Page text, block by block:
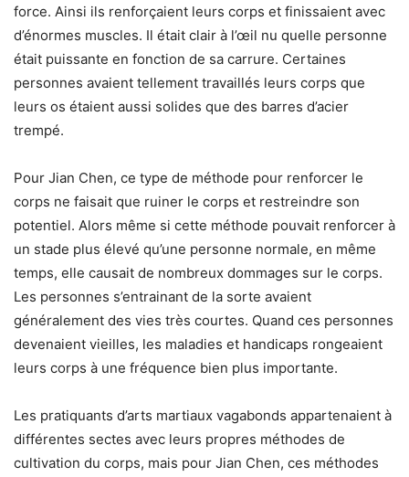
force. Ainsi ils renforçaient leurs corps et finissaient avec
d’énormes muscles. Il était clair à l’œil nu quelle personne
était puissante en fonction de sa carrure. Certaines
personnes avaient tellement travaillés leurs corps que
leurs os étaient aussi solides que des barres d’acier
trempé.
Pour Jian Chen, ce type de méthode pour renforcer le
corps ne faisait que ruiner le corps et restreindre son
potentiel. Alors même si cette méthode pouvait renforcer à
un stade plus élevé qu’une personne normale, en même
temps, elle causait de nombreux dommages sur le corps.
Les personnes s’entrainant de la sorte avaient
généralement des vies très courtes. Quand ces personnes
devenaient vieilles, les maladies et handicaps rongeaient
leurs corps à une fréquence bien plus importante.
Les pratiquants d’arts martiaux vagabonds appartenaient à
différentes sectes avec leurs propres méthodes de
cultivation du corps, mais pour Jian Chen, ces méthodes